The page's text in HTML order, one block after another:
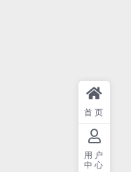
首页
用户
中心